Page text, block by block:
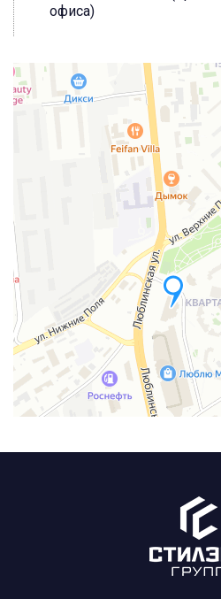
офиса)